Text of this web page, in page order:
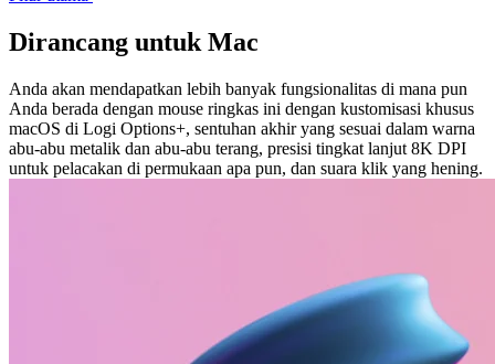
Dirancang untuk Mac
Anda akan mendapatkan lebih banyak fungsionalitas di mana pun
Anda berada dengan mouse ringkas ini dengan kustomisasi khusus
macOS di Logi Options+, sentuhan akhir yang sesuai dalam warna
abu-abu metalik dan abu-abu terang, presisi tingkat lanjut 8K DPI
untuk pelacakan di permukaan apa pun, dan suara klik yang hening.